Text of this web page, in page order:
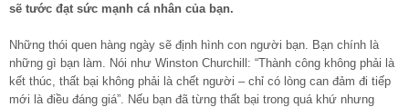
sẽ tước đạt sức mạnh cá nhân của bạn.
Những thói quen hàng ngày sẽ định hình con người bạn. Bạn chính là
những gì bạn làm. Nói như Winston Churchill: “Thành công không phải là
kết thúc, thất bại không phải là chết người – chỉ có lòng can đảm đi tiếp
mới là điều đáng giá”. Nếu bạn đã từng thất bại trong quá khứ nhưng